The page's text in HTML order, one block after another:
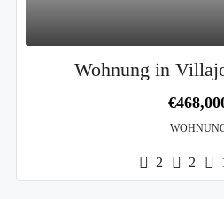
Wohnung in
2 2